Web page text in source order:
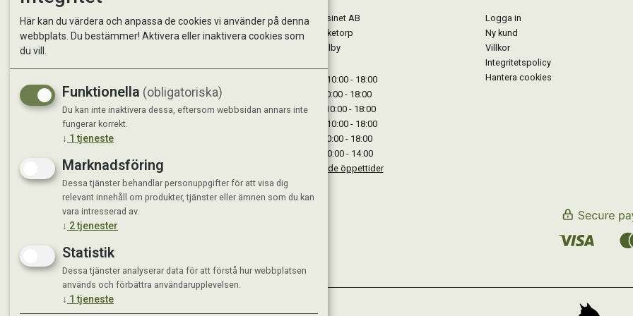
Kontakta oss
Om oss
StallMagasinet AB
Västra Lärketorp
59595 Mjölby
Måndag : 10:00 - 18:00
Tisdag : 10:00 - 18:00
Onsdag : 10:00 - 18:00
Torsdag : 10:00 - 18:00
Fredag : 10:00 - 18:00
Lördag : 10:00 - 14:00
Se avvikande öppettider
Logga in
Ny kund
Villkor
Integritetspolicy
Hantera cookies
Här kan du värdera och anpassa de cookies vi använder på denna
webbplats. Du bestämmer! Aktivera eller inaktivera cookies som
du vill.
Funktionella (obligatoriska)
Du kan inte inaktivera dessa, eftersom webbsidan annars inte
fungerar korrekt.
↓ 1 tjeneste
Marknadsföring
Dessa tjänster behandlar personuppgifter för att visa dig
relevant innehåll om produkter, tjänster eller ämnen som du kan
vara intresserad av.
↓ 2tjenester
Statistik
Dessa tjänster analyserar data för att förstå hur webbplatsen
används och förbättra användarupplevelsen.
↓ 1 tjeneste